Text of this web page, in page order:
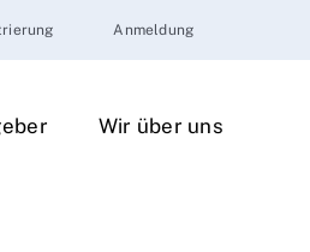
Anmeldung
Wir über uns